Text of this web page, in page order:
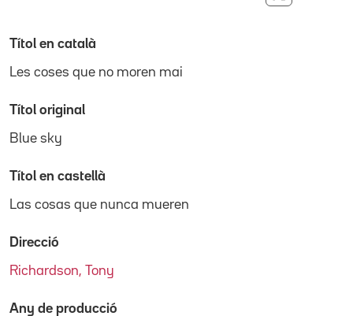
Títol en català
Les coses que no moren mai
Títol original
Blue sky
Títol en castellà
Las cosas que nunca mueren
Direcció
Richardson, Tony
Any de producció